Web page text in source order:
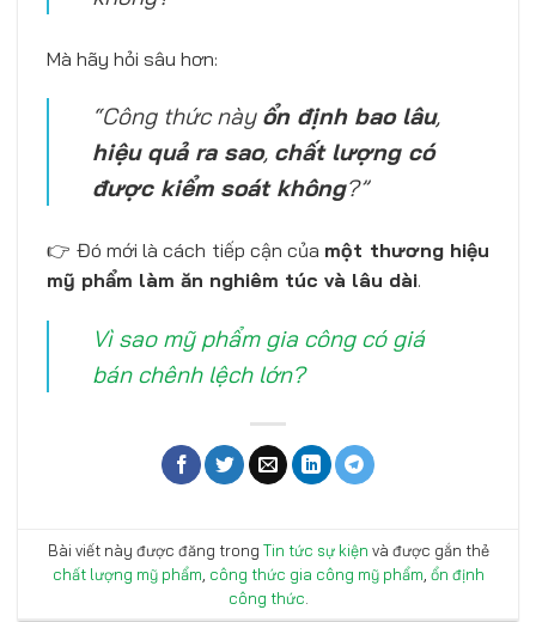
Mà hãy hỏi sâu hơn:
“Công thức này ổn định bao lâu,
hiệu quả ra sao, chất lượng có
được kiểm soát không?”
👉 Đó mới là cách tiếp cận của một thương hiệu
mỹ phẩm làm ăn nghiêm túc và lâu dài.
Vì sao mỹ phẩm gia công có giá
bán chênh lệch lớn?
Bài viết này được đăng trong Tin tức sự kiện và được gắn thẻ
chất lượng mỹ phẩm công thức gia công mỹ phẩm ổn định
công thức